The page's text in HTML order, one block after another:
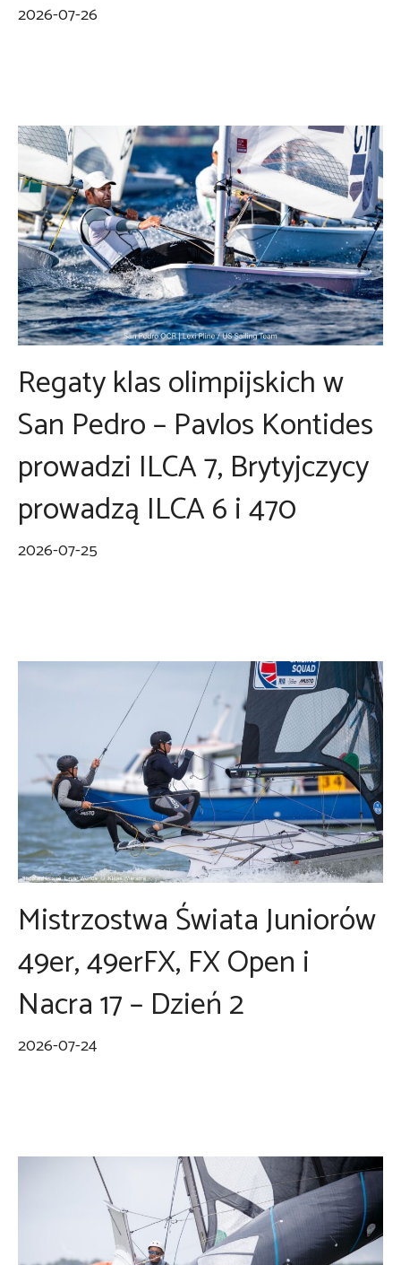
2026-07-26
Regaty klas olimpijskich w
San Pedro – Pavlos Kontides
prowadzi ILCA 7, Brytyjczycy
prowadzą ILCA 6 i 470
2026-07-25
Mistrzostwa Świata Juniorów
49er, 49erFX, FX Open i
Nacra 17 – Dzień 2
2026-07-24